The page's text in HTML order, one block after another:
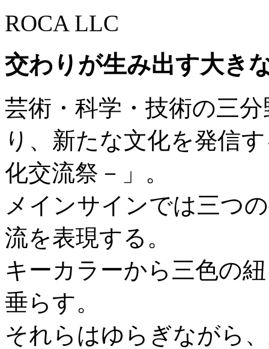
ROCA LLC
交わりが生み出す大き
芸術・科学・技術の三
り、新たな文化を発信
化交流祭－」。
メインサインでは三つ
流を表現する。
キーカラーから三色の
垂らす。
それらはゆらぎながら